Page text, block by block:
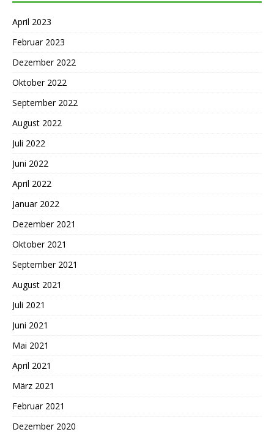
April 2023
Februar 2023
Dezember 2022
Oktober 2022
September 2022
August 2022
Juli 2022
Juni 2022
April 2022
Januar 2022
Dezember 2021
Oktober 2021
September 2021
August 2021
Juli 2021
Juni 2021
Mai 2021
April 2021
März 2021
Februar 2021
Dezember 2020